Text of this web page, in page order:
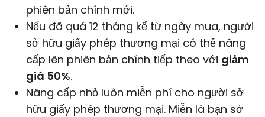
phiên bản chính mới.
Nếu đã quá 12 tháng kể từ ngày mua, người
sở hữu giấy phép thương mại có thể nâng
cấp lên phiên bản chính tiếp theo với giảm
giá 50%.
Nâng cấp nhỏ luôn miễn phí cho người sở
hữu giấy phép thương mại. Miễn là bạn sở